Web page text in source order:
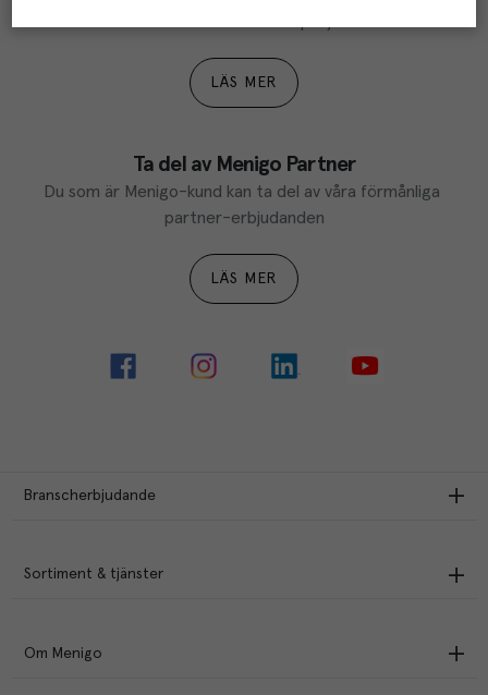
LÄS MER
Ta del av Menigo Partner
Du som är Menigo-kund kan ta del av våra förmånliga
partner-erbjudanden
LÄS MER
Branscherbjudande
Sortiment & tjänster
Om Menigo